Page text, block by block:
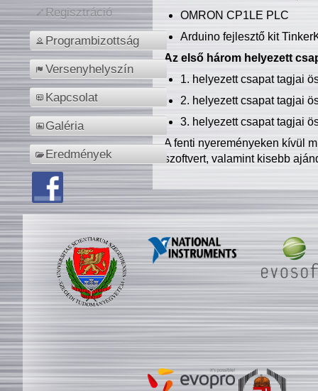
Regisztráció
Programbizottság
Versenyhelyszín
Kapcsolat
Galéria
Eredmények
OMRON CP1LE PLC
Arduino fejlesztő kit
Az első három helyezett
1. helyezett csapat tagjai
2. helyezett csapat tagjai
3. helyezett csapat tagjai
A fenti nyereményeken kívül
szoftvert, valamint kisebb